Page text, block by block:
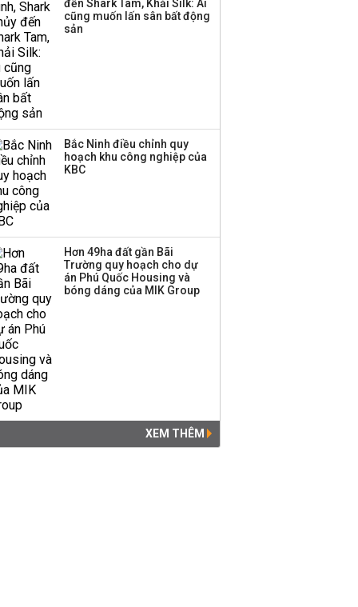
Thị trường thường
đến Shark Tam, Khải Silk: Ai
cũng muốn lấn sân bất động
sản
Bắc Ninh điều chỉnh quy
hoạch khu công nghiệp của
KBC
Hơn 49ha đất gần Bãi
Trường quy hoạch cho dự
án Phú Quốc Housing và
bóng dáng của MIK Group
XEM THÊM